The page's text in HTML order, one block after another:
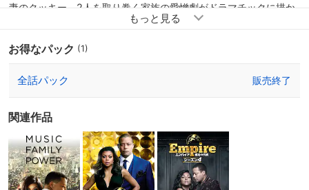
妻のクッキー。2人を取り巻く家族の愛憎劇がドラマチックに描か
れる。愛情、裏切り、復讐、嫉妬・・・予想だにしない波乱が次々
ライア・キャリー等の大物スターがゲスト出演。ゴールデン・グロ
お得なパック (1)
全話パック 販売終了
関連作品